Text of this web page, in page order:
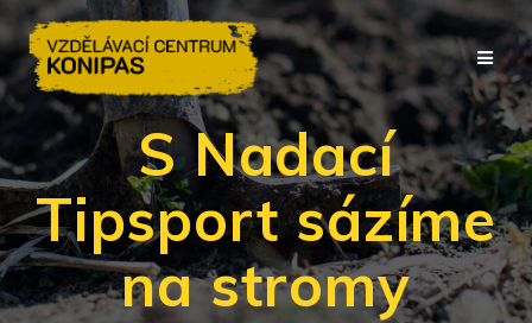
Přeskočit
na
obsah
S Nadací
Tipsport sázíme
na stromy